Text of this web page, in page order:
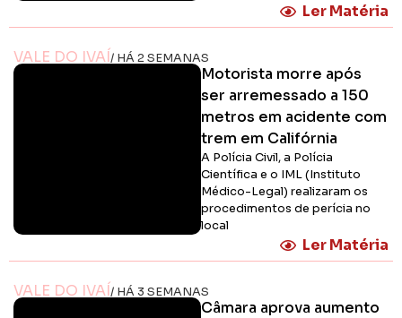
Ler Matéria
VALE DO IVAÍ/ HÁ 2 SEMANAS
Motorista morre após
ser arremessado a 150
metros em acidente com
trem em Califórnia
A Polícia Civil, a Polícia
Científica e o IML (Instituto
Médico-Legal) realizaram os
procedimentos de perícia no
local
Ler Matéria
VALE DO IVAÍ/ HÁ 3 SEMANAS
Câmara aprova aumento